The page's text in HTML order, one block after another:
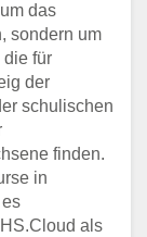
das
sondern um
für
der
schulischen
finden.
in
als